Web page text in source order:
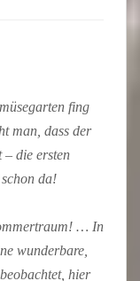
fing
man, dass der
– die ersten
da!
… In
wunderbare,
hier